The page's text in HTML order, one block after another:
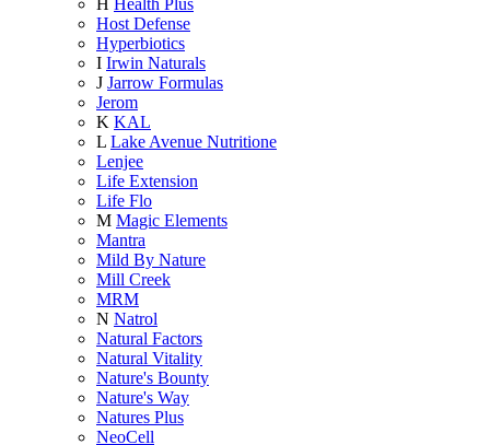
H Health Plus
Host Defense
Hyperbiotics
I Irwin Naturals
J Jarrow Formulas
Jerom
K KAL
L Lake Avenue Nutritione
Lenjee
Life Extension
Life Flo
M Magic Elements
Mantra
Mild By Nature
Mill Creek
MRM
N Natrol
Natural Factors
Natural Vitality
Nature's Bounty
Nature's Way
Natures Plus
NeoCell